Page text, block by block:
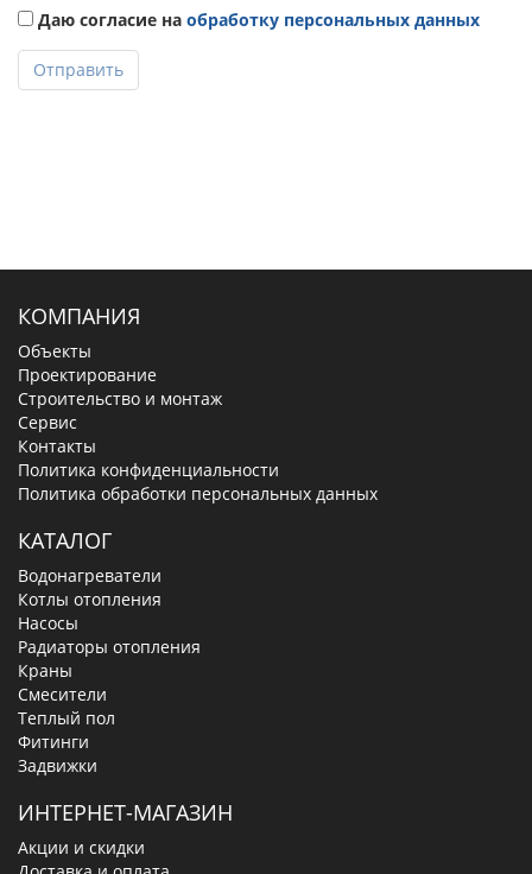
Даю согласие на обработку персональных данных
Отправить
КОМПАНИЯ
Объекты
Проектирование
Строительство и монтаж
Сервис
Контакты
Политика конфиденциальности
Политика обработки персональных данных
КАТАЛОГ
Водонагреватели
Котлы отопления
Насосы
Радиаторы отопления
Краны
Смесители
Теплый пол
Фитинги
Задвижки
ИНТЕРНЕТ-МАГАЗИН
Акции и скидки